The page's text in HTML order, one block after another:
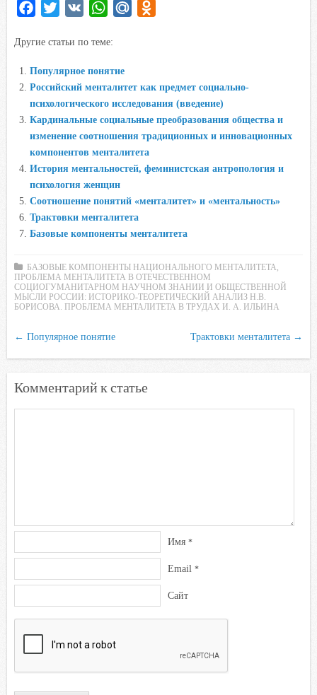
c
o
o
k
i
t
e
r
W
a
A
p
p
R
u
l
a
s
n
Другие статьи по теме:
Популярное понятие
Российский менталитет как предмет социально-
психологического исследования (введение)
Кардинальные социальные преобразования общества и
изменение соотношения традиционных и инновационных
компонентов менталитета
История ментальностей, феминистская антропология и
психология женщин
Соотношение понятий «менталитет» и «ментальность»
Трактовки менталитета
Базовые компоненты менталитета
БАЗОВЫЕ КОМПОНЕНТЫ НАЦИОНАЛЬНОГО МЕНТАЛИТЕТА
ПРОБЛЕМА МЕНТАЛИТЕТА В ОТЕЧЕСТВЕННОМ
СОЦИОГУМАНИТАРНОМ НАУЧНОМ ЗНАНИИ И ОБЩЕСТВЕННОЙ
МЫСЛИ РОССИИ: ИСТОРИКО-ТЕОРЕТИЧЕСКИЙ АНАЛИЗ Н.В.
БОРИСОВА. ПРОБЛЕМА МЕНТАЛИТЕТА В ТРУДАХ И. А. ИЛЬИНА
← Популярное понятие Трактовки менталитета →
Комментарий к статье
Имя *
Email *
Сайт